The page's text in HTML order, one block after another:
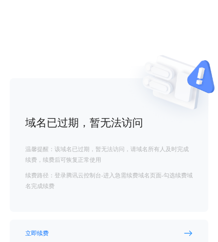
域名已过期，暂无法访问
温馨提醒：该域名已过期，暂无法访问，请域名所有人及时完成
续费，续费后可恢复正常使用
续费路径：登录腾讯云控制台-进入急需续费域名页面-勾选续费域
名完成续费
立即续费